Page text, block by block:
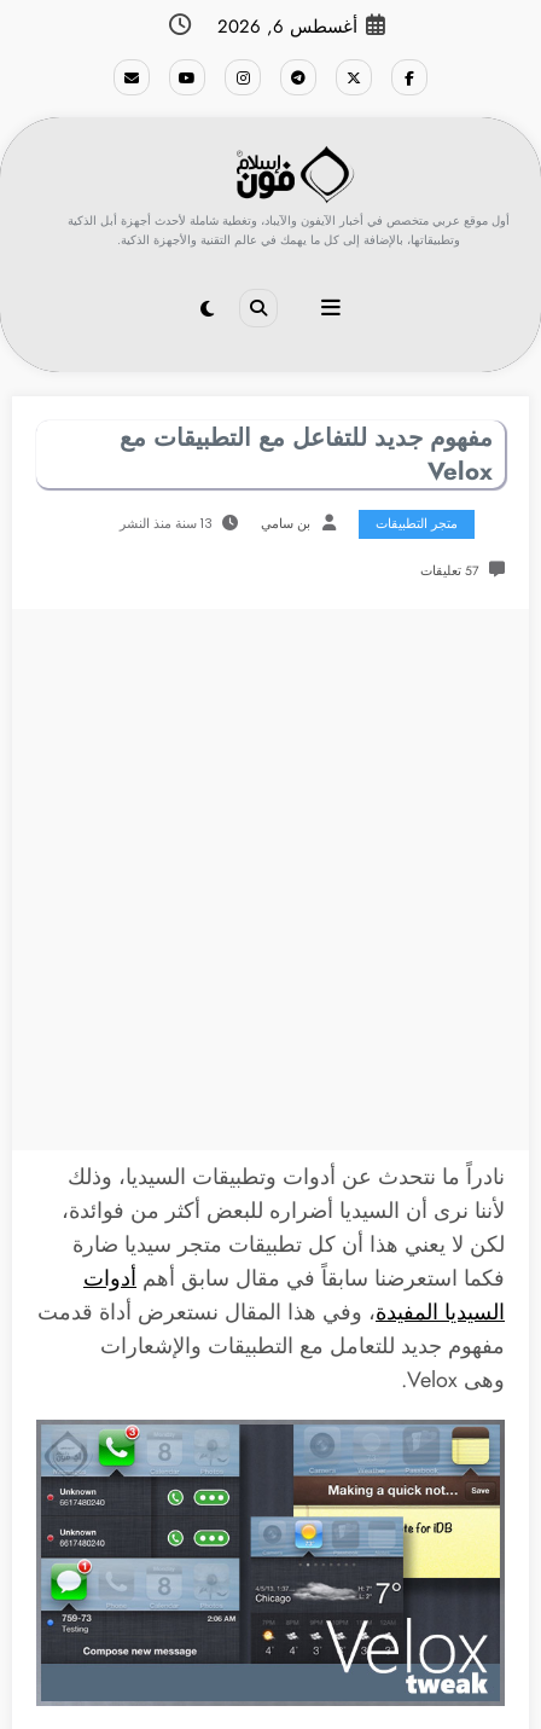
أغسطس 6, 2026
أول موقع عربي متخصص في أخبار الآيفون والآيباد، وتغطية شاملة لأحدث أجهزة أبل الذكية
وتطبيقاتها، بالإضافة إلى كل ما يهمك في عالم التقنية والأجهزة الذكية.
مفهوم جديد للتفاعل مع التطبيقات مع
Velox
متجر التطبيقات بن سامي 13 سنة منذ النشر
57 تعليقات
نادراً ما نتحدث عن أدوات وتطبيقات السيديا، وذلك
لأننا نرى أن السيديا أضراره للبعض أكثر من فوائدة،
لكن لا يعني هذا أن كل تطبيقات متجر سيديا ضارة
فكما استعرضنا سابقاً في مقال سابق أهم أدوات
السيديا المفيدة، وفي هذا المقال نستعرض أداة قدمت
مفهوم جديد للتعامل مع التطبيقات والإشعارات
وهى Velox.